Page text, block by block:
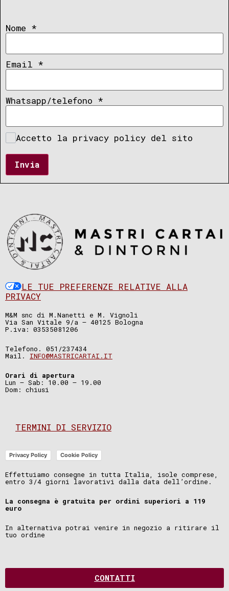
Nome *
Email *
Whatsapp/telefono *
Accetto la privacy policy del sito
Invia
LE TUE PREFERENZE RELATIVE ALLA
PRIVACY
M&M snc di M.Nanetti e M. Vignoli
Via San Vitale 9/a – 40125 Bologna
P.iva: 03535081206
Telefono. 051/237434
Mail. INFO@MASTRICARTAI.IT
Orari di apertura
Lun – Sab: 10.00 – 19.00
Dom: chiusi
TERMINI DI SERVIZIO
Privacy Policy Cookie Policy
Effettuiamo consegne in tutta Italia, isole comprese,
entro 3/4 giorni lavorativi dalla data dell’ordine.
La consegna è gratuita per ordini superiori a 119
euro
In alternativa potrai venire in negozio a ritirare il
tuo ordine
CONTATTI